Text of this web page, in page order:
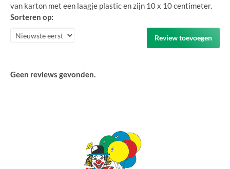
van karton met een laagje plastic en zijn 10 x 10 centimeter.
Sorteren op:
Review toevoegen
Geen reviews gevonden.